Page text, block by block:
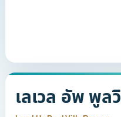
เลเวล อัพ พูล